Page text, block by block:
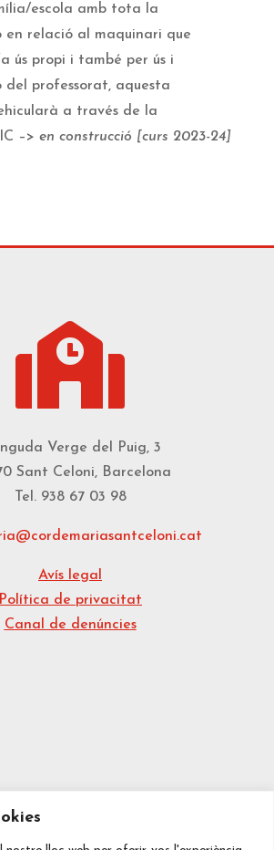
escola amb tota la
en relació al maquinari que
ús propi i també per ús i
del professorat, aquesta
a través de la
–> en construcció [curs 2023-24]

Verge del Puig, 3
Sant Celoni, Barcelona
Tel. 938 67 03 98
Avís legal
Política de privacitat
Canal de denúncies